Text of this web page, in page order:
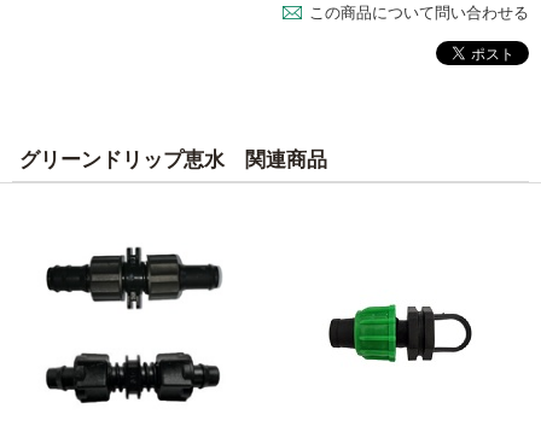
この商品について問い合わせる
グリーンドリップ恵水 関連商品